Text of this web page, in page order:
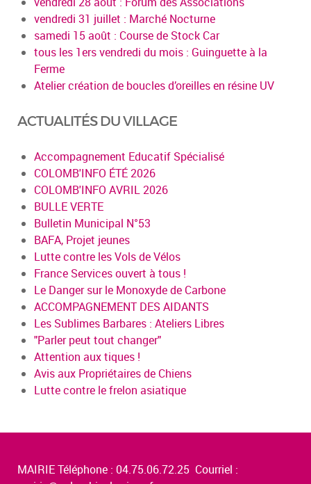
vendredi 31 juillet : Marché Nocturne
samedi 15 août : Course de Stock Car
tous les 1ers vendredi du mois : Guinguette à la
Ferme
Atelier création de boucles d’oreilles en résine UV
ACTUALITÉS DU VILLAGE
Accompagnement Educatif Spécialisé
COLOMB'INFO ÉTÉ 2026
COLOMB'INFO AVRIL 2026
BULLE VERTE
Bulletin Municipal N°53
BAFA, Projet jeunes
Lutte contre les Vols de Vélos
France Services ouvert à tous !
Le Danger sur le Monoxyde de Carbone
ACCOMPAGNEMENT DES AIDANTS
Les Sublimes Barbares : Ateliers Libres
"Parler peut tout changer"
Attention aux tiques !
Avis aux Propriétaires de Chiens
Lutte contre le frelon asiatique
MAIRIE Téléphone : 04.75.06.72.25 Courriel :